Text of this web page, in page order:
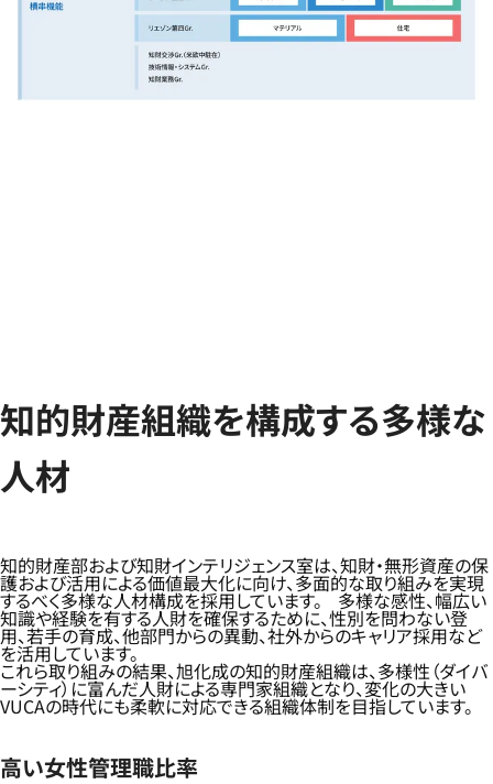
知的財産組織を構成する多様な
人材
知的財産部および知財インテリジェンス室は、知財・無形資産の保
護および活用による価値最大化に向け、多面的な取り組みを実現
するべく多様な人材構成を採用しています。 多様な感性、幅広い
知識や経験を有する人財を確保するために、性別を問わない登
用、若手の育成、他部門からの異動、社外からのキャリア採用など
を活用しています。
これら取り組みの結果、旭化成の知的財産組織は、多様性（ダイバ
ーシティ）に富んだ人財による専門家組織となり、変化の大きい
VUCAの時代にも柔軟に対応できる組織体制を目指しています。
高い女性管理職比率